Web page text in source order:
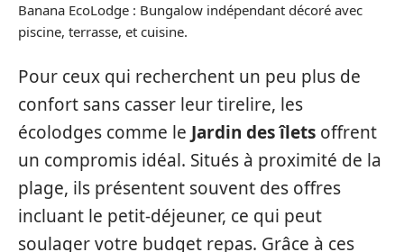
Banana EcoLodge : Bungalow indépendant décoré avec
piscine, terrasse, et cuisine.
Pour ceux qui recherchent un peu plus de
confort sans casser leur tirelire, les
écolodges comme le Jardin des îlets offrent
un compromis idéal. Situés à proximité de la
plage, ils présentent souvent des offres
incluant le petit-déjeuner, ce qui peut
soulager votre budget repas. Grâce à ces